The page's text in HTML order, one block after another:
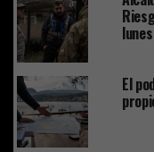
lunes
El